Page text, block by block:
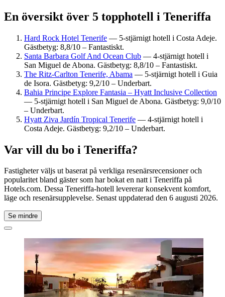
En översikt över 5 topphotell i Teneriffa
Hard Rock Hotel Tenerife — 5-stjärnigt hotell i Costa Adeje.
Gästbetyg: 8,8/10 – Fantastiskt.
Santa Barbara Golf And Ocean Club — 4-stjärnigt hotell i
San Miguel de Abona. Gästbetyg: 8,8/10 – Fantastiskt.
The Ritz-Carlton Tenerife, Abama — 5-stjärnigt hotell i Guia
de Isora. Gästbetyg: 9,2/10 – Underbart.
Bahia Principe Explore Fantasia – Hyatt Inclusive Collection
— 5-stjärnigt hotell i San Miguel de Abona. Gästbetyg: 9,0/10
– Underbart.
Hyatt Ziva Jardín Tropical Tenerife — 4-stjärnigt hotell i
Costa Adeje. Gästbetyg: 9,2/10 – Underbart.
Var vill du bo i Teneriffa?
Fastigheter väljs ut baserat på verkliga resenärsrecensioner och
popularitet bland gäster som har bokat en natt i Teneriffa på
Hotels.com. Dessa Teneriffa-hotell levererar konsekvent komfort,
läge och resenärsupplevelse. Senast uppdaterad den 6 augusti 2026.
Se mindre